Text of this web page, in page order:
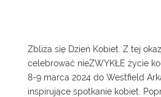
Zbliża się Dzień Kobiet. Z tej
celebrować nieZWYKŁE życie
8-9 marca 2024 do Westfield
inspirujące spotkanie kobiet.